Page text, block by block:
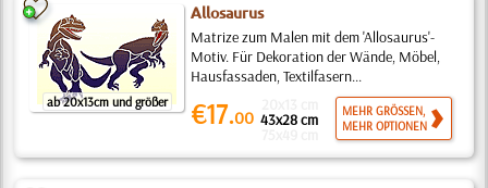
ab 20x13cm und größer
Allosaurus
Matrize zum Malen mit dem 'Allosaurus'-
Motiv. Für Dekoration der Wände, Möbel,
Hausfassaden, Textilfasern...
€17.00 43x28 cm
MEHR GRÖSSEN,
MEHR OPTIONEN